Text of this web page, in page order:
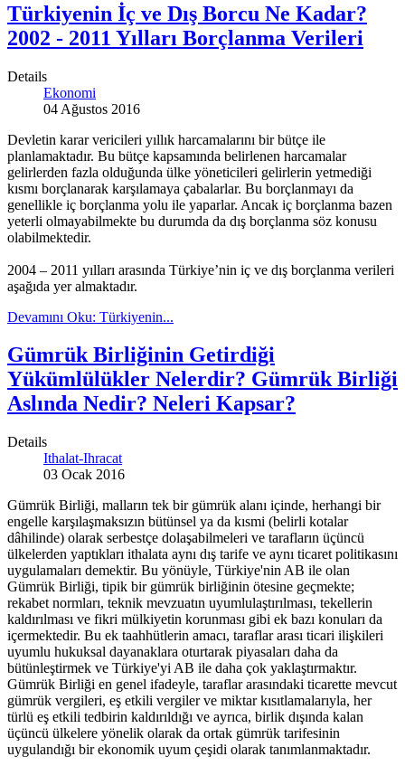
Türkiyenin İç ve Dış Borcu Ne Kadar?
2002 - 2011 Yılları Borçlanma Verileri
Details
Ekonomi
04 Ağustos 2016
Devletin karar vericileri yıllık harcamalarını bir bütçe ile
planlamaktadır. Bu bütçe kapsamında belirlenen harcamalar
gelirlerden fazla olduğunda ülke yöneticileri gelirlerin yetmediği
kısmı borçlanarak karşılamaya çabalarlar. Bu borçlanmayı da
genellikle iç borçlanma yolu ile yaparlar. Ancak iç borçlanma bazen
yeterli olmayabilmekte bu durumda da dış borçlanma söz konusu
olabilmektedir.
2004 – 2011 yılları arasında Türkiye’nin iç ve dış borçlanma verileri
aşağıda yer almaktadır.
Devamını Oku: Türkiyenin...
Gümrük Birliğinin Getirdiği
Yükümlülükler Nelerdir? Gümrük Birliği
Aslında Nedir? Neleri Kapsar?
Details
Ithalat-Ihracat
03 Ocak 2016
Gümrük Birliği, malların tek bir gümrük alanı içinde, herhangi bir
engelle karşılaşmaksızın bütünsel ya da kısmi (belirli kotalar
dâhilinde) olarak serbestçe dolaşabilmeleri ve tarafların üçüncü
ülkelerden yaptıkları ithalata aynı dış tarife ve aynı ticaret politikasını
uygulamaları demektir. Bu yönüyle, Türkiye'nin AB ile olan
Gümrük Birliği, tipik bir gümrük birliğinin ötesine geçmekte;
rekabet normları, teknik mevzuatın uyumlulaştırılması, tekellerin
kaldırılması ve fikri mülkiyetin korunması gibi ek bazı konuları da
içermektedir. Bu ek taahhütlerin amacı, taraflar arası ticari ilişkileri
uyumlu hukuksal dayanaklara oturtarak piyasaları daha da
bütünleştirmek ve Türkiye'yi AB ile daha çok yaklaştırmaktır.
Gümrük Birliği en genel ifadeyle, taraflar arasındaki ticarette mevcut
gümrük vergileri, eş etkili vergiler ve miktar kısıtlamalarıyla, her
türlü eş etkili tedbirin kaldırıldığı ve ayrıca, birlik dışında kalan
üçüncü ülkelere yönelik olarak da ortak gümrük tarifesinin
uygulandığı bir ekonomik uyum çeşidi olarak tanımlanmaktadır.